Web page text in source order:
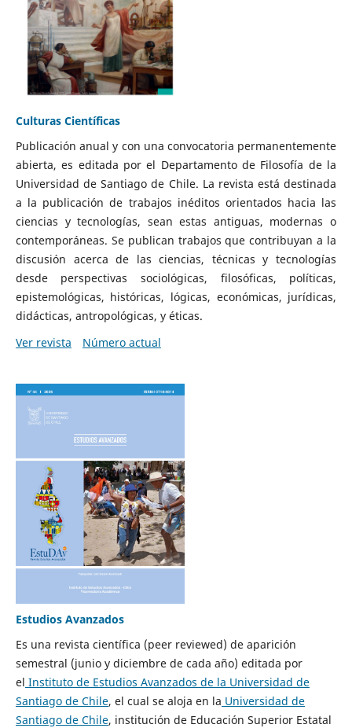
Culturas Científicas
Publicación anual y con una convocatoria permanentemente
abierta, es editada por el Departamento de Filosofía de la
Universidad de Santiago de Chile. La revista está destinada
a la publicación de trabajos inéditos orientados hacia las
ciencias y tecnologías, sean estas antiguas, modernas o
contemporáneas. Se publican trabajos que contribuyan a la
discusión acerca de las ciencias, técnicas y tecnologías
desde perspectivas sociológicas, filosóficas, políticas,
epistemológicas, históricas, lógicas, económicas, jurídicas,
didácticas, antropológicas, y éticas.
Ver revista
Número actual
Estudios Avanzados
Es una revista científica (peer reviewed) de aparición
semestral (junio y diciembre de cada año) editada por
el Instituto de Estudios Avanzados de la Universidad de
Santiago de Chile, el cual se aloja en la Universidad de
Santiago de Chile, institución de Educación Superior Estatal